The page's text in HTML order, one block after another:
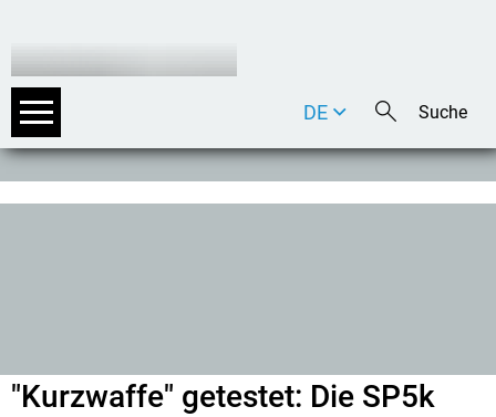
DE
EN
"Kurzwaffe" getestet: Die SP5k